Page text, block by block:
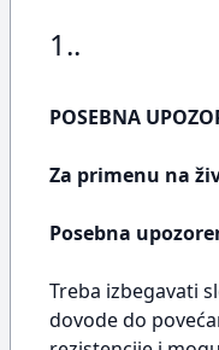
1..
POSEBNA
Za primenu na
Posebna
Treba izbegavati
dovode do